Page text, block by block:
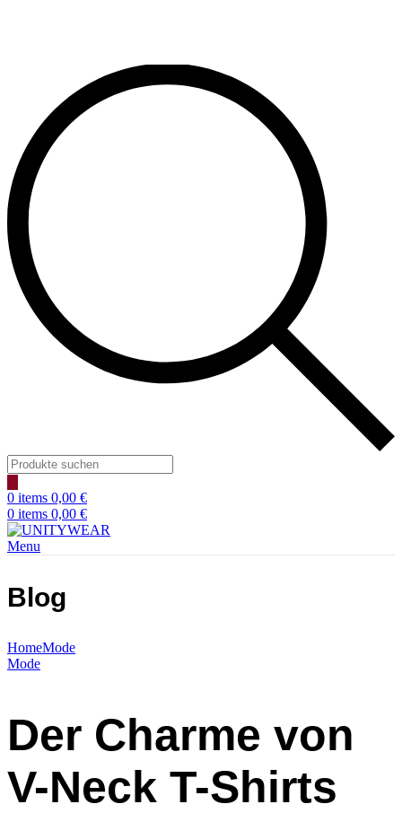
Products
search
0 items 0,00 €
0 items 0,00 €
Menu
Blog
HomeMode
Mode
Der Charme von
V-Neck T-Shirts